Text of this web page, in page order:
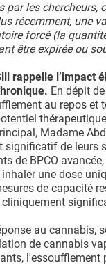
par les
récemment, une
forcé (la
être expirée ou
rappelle
En dépit
au repos et
Madame
de leurs
de BPCO
une dose
de capacité
au cannabis,
de cannabis
l'essoufflement